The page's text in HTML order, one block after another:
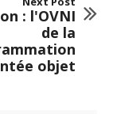
: l'OVNI
de la
objet